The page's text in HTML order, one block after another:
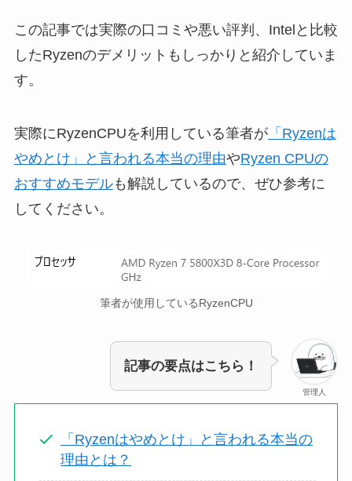
この記事では実際の口コミや悪い評判、Intelと比較
したRyzenのデメリットもしっかりと紹介していま
す。
実際にRyzenCPUを利用している筆者が「Ryzenは
やめとけ」と言われる本当の理由やRyzen CPUの
おすすめモデルも解説しているので、ぜひ参考に
してください。
筆者が使用しているRyzenCPU
管理人
記事の要点はこちら！
「Ryzenはやめとけ」と言われる本当の
理由とは？